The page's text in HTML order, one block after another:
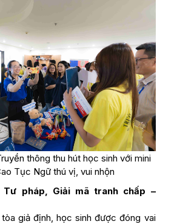
thông thu hút học sinh với mini
Tục Ngữ thú vị, vui nhộn
pháp, Giải mã tranh chấp –
giả định, học sinh được đóng vai